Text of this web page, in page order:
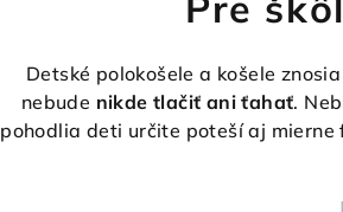
Detské polokošele a košele
nebude nikde tlačiť ani ťahať.
pohodlia deti určite poteší aj